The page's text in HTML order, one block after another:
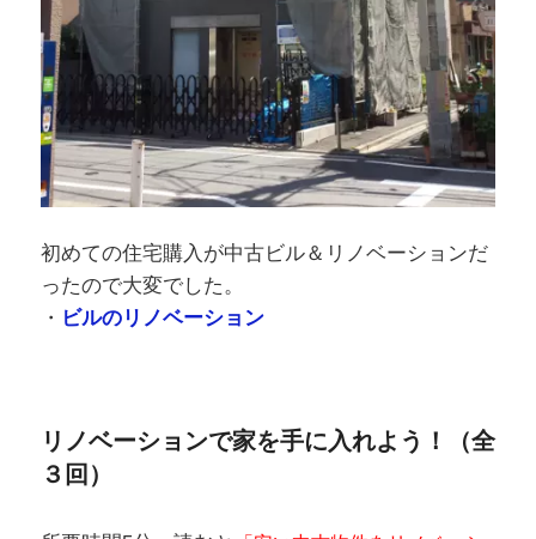
初めての住宅購入が中古ビル＆リノベーションだ
ったので大変でした。
・ ビルのリノベーション
リノベーションで家を手に入れよう！（全
３回）